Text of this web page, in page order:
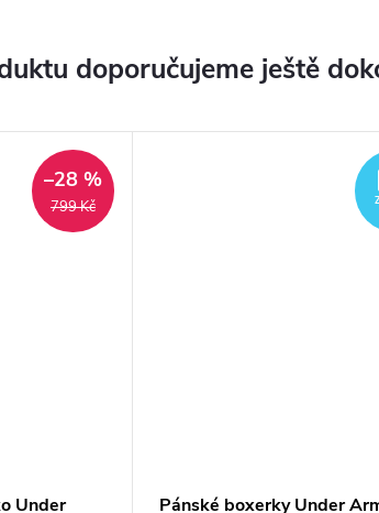
doporučujeme ještě
799 Kč
–28 %
Under
Pánské boxerky Under